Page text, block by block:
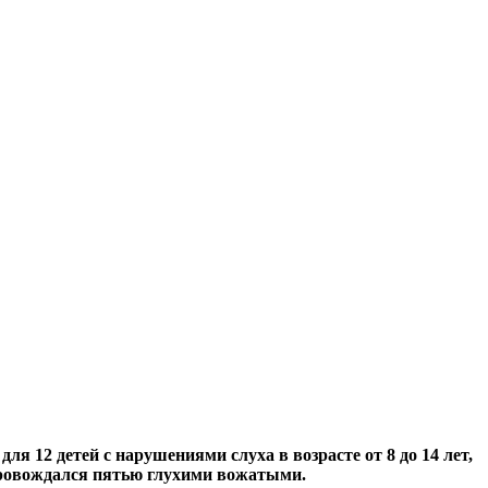
12 детей с нарушениями слуха в возрасте от 8 до 14 лет,
пятью глухими вожатыми.